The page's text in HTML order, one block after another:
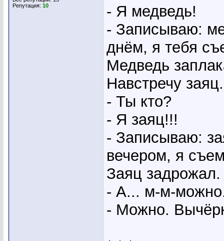
Репутация: 10
- Я медведь!
- Записываю:
днём, я тебя
Медведь
Навстречу заяц.
- Ты кто?
- Я заяц!!!
- Записываю:
вечером, я
Заяц задрожал.
- А... м-м-
- Можно.